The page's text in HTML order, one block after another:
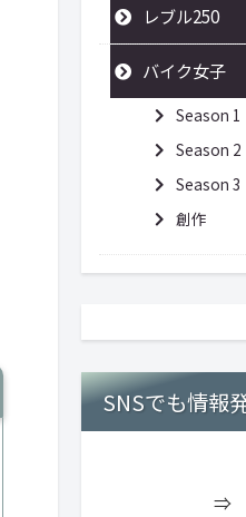
レブル250
バイク女子
Season 1
Season 2
Season 3
創作
SNSでも情報
⇒